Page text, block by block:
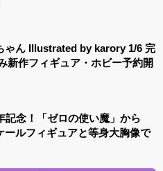
ゃん Illustrated by karory 1/6 完
新作フィギュア・ホビー予約開
記念！「ゼロの使い魔」から
ールフィギュアと等身大胸像で